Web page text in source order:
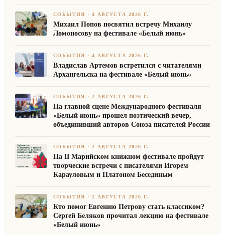
СОБЫТИЯ ·4 АВГУСТА 2026 Г.
Михаил Попов посвятил встречу Михаилу
Ломоносову на фестивале «Белый июнь»
СОБЫТИЯ ·4 АВГУСТА 2026 Г.
Владислав Артемов встретился с читателями
Архангельска на фестивале «Белый июнь»
СОБЫТИЯ ·2 АВГУСТА 2026 Г.
На главной сцене Международного фестиваля
«Белый июнь» прошел поэтический вечер,
объединивший авторов Союза писателей России
СОБЫТИЯ ·2 АВГУСТА 2026 Г.
На II Марийском книжном фестивале пройдут
творческие встречи с писателями Игорем
Карауловым и Платоном Бесединым
СОБЫТИЯ ·2 АВГУСТА 2026 Г.
Кто помог Евгению Петрову стать классиком?
Сергей Беляков прочитал лекцию на фестивале
«Белый июнь»